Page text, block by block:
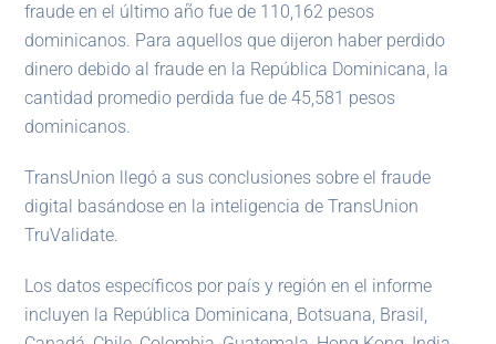
fraude en el último año fue de 110,162 pesos
dominicanos. Para aquellos que dijeron haber perdido
dinero debido al fraude en la República Dominicana, la
cantidad promedio perdida fue de 45,581 pesos
dominicanos.
TransUnion llegó a sus conclusiones sobre el fraude
digital basándose en la inteligencia de TransUnion
TruValidate.
Los datos específicos por país y región en el informe
incluyen la República Dominicana, Botsuana, Brasil,